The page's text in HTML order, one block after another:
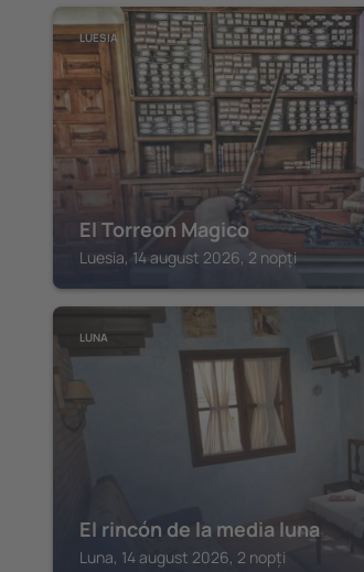
LUESIA
El Torreon Magico
Luesia, 14 august 2026, 2 nopți
LUNA
El rincón de la media luna
Luna, 14 august 2026, 2 nopți